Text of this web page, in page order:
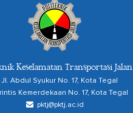
Keselamatan Transportasi Jalan
Jl. Abdul Syukur No. 17, Kota Tegal
Kemerdekaan No. 17, Kota Tegal
pktj@pktj.ac.id